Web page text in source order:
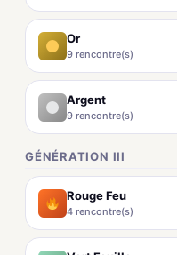
Or
9 rencontre(s)
Argent
9 rencontre(s)
GÉNÉRATION III
Rouge Feu
4 rencontre(s)